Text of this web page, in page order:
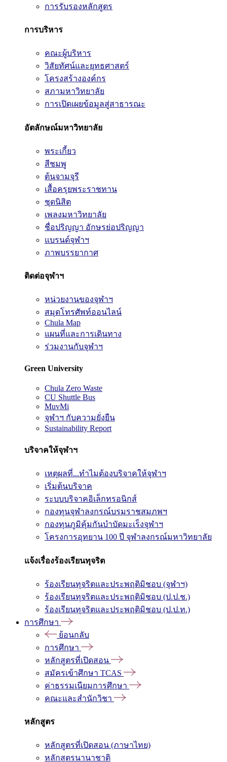
การรับรองหลักสูตร
การบริหาร
คณะผู้บริหาร
วิสัยทัศน์และยุทธศาสตร์
โครงสร้างองค์กร
สภามหาวิทยาลัย
การเปิดเผยข้อมูลสู่สาธารณะ
อัตลักษณ์มหาวิทยาลัย
พระเกี้ยว
สีชมพู
ต้นจามจุรี
เสื้อครุยพระราชทาน
ชุดนิสิต
เพลงมหาวิทยาลัย
ชื่อปริญญา อักษรย่อปริญญา
แบรนด์จุฬาฯ
ภาพบรรยากาศ
ติดต่อจุฬาฯ
หน่วยงานของจุฬาฯ
สมุดโทรศัพท์ออนไลน์
Chula Map
แผนที่และการเดินทาง
ร่วมงานกับจุฬาฯ
Green University
Chula Zero Waste
CU Shuttle Bus
MuvMi
จุฬาฯ กับความยั่งยืน
Sustainability Report
บริจาคให้จุฬาฯ
เหตุผลที่...ทำไมต้องบริจาคให้จุฬาฯ
เริ่มต้นบริจาค
ระบบบริจาคอิเล็กทรอนิกส์
กองทุนจุฬาลงกรณ์บรมราชสมภพฯ
กองทุนภูมิคุ้มกันบำบัดมะเร็งจุฬาฯ
โครงการอุทยาน 100 ปี จุฬาลงกรณ์มหาวิทยาลัย
แจ้งเรื่องร้องเรียนทุจริต
ร้องเรียนทุจริตและประพฤติมิชอบ (จุฬาฯ)
ร้องเรียนทุจริตและประพฤติมิชอบ (ป.ป.ช.)
ร้องเรียนทุจริตและประพฤติมิชอบ (ป.ป.ท.)
การศึกษา
ย้อนกลับ
การศึกษา
หลักสูตรที่เปิดสอน
สมัครเข้าศึกษา TCAS
ค่าธรรมเนียมการศึกษา
คณะและสำนักวิชา
หลักสูตร
หลักสูตรที่เปิดสอน (ภาษาไทย)
หลักสูตรนานาชาติ